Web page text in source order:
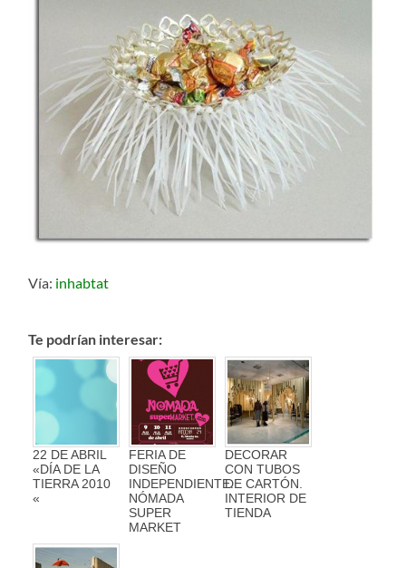
Vía: inhabtat
Te podrían interesar:
22 DE ABRIL
«DÍA DE LA
TIERRA 2010
«
FERIA DE
DISEÑO
INDEPENDIENTE.
NÓMADA
SUPER
MARKET
DECORAR
CON TUBOS
DE CARTÓN.
INTERIOR DE
TIENDA